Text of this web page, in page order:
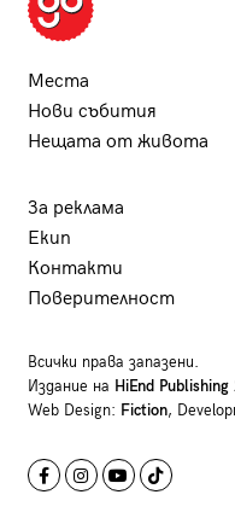
Места
Нови събития
Нещата от живота
За реклама
Екип
Контакти
Поверителност
Всички права запазени.
Издание на HiEnd Publishing
Web Design: Fiction,